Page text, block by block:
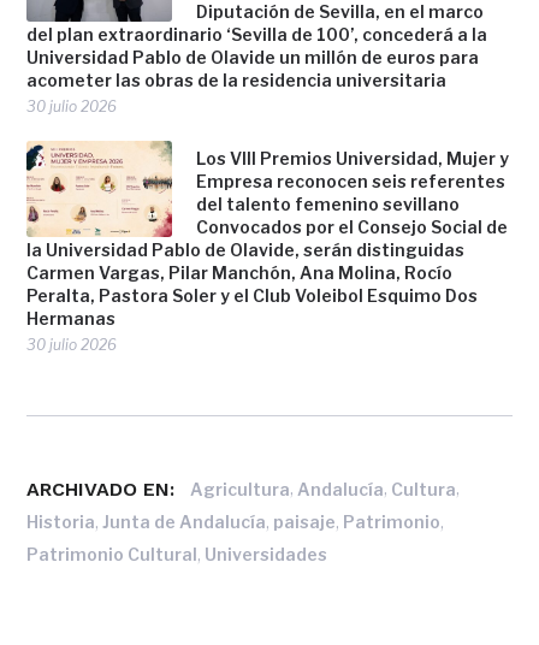
Diputación de Sevilla, en el marco
del plan extraordinario ‘Sevilla de 100’, concederá a la
Universidad Pablo de Olavide un millón de euros para
acometer las obras de la residencia universitaria
30 julio 2026
Los VIII Premios Universidad, Mujer y
Empresa reconocen seis referentes
del talento femenino sevillano
Convocados por el Consejo Social de
la Universidad Pablo de Olavide, serán distinguidas
Carmen Vargas, Pilar Manchón, Ana Molina, Rocío
Peralta, Pastora Soler y el Club Voleibol Esquimo Dos
Hermanas
30 julio 2026
ARCHIVADO EN: Agricultura, Andalucía, Cultura,
Historia,Junta de Andalucía, paisaje, Patrimonio,
Patrimonio Cultural, Universidades